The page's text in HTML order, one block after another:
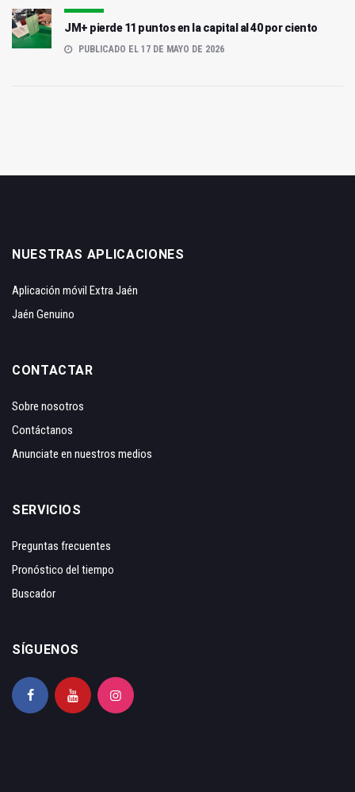
JM+ pierde 11 puntos en la capital al 40 por ciento
PUBLICADO EL 17 DE MAYO DE 2026
NUESTRAS APLICACIONES
Aplicación móvil Extra Jaén
Jaén Genuino
CONTACTAR
Sobre nosotros
Contáctanos
Anunciate en nuestros medios
SERVICIOS
Preguntas frecuentes
Pronóstico del tiempo
Buscador
SÍGUENOS